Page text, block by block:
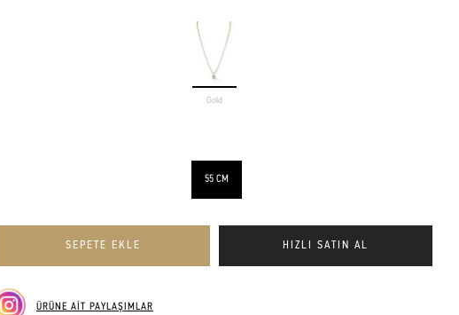
Gold
55 CM
ÜRÜNE AİT PAYLAŞIMLAR